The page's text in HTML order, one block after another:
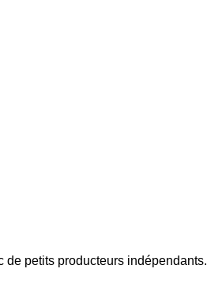
petits producteurs indépendants.